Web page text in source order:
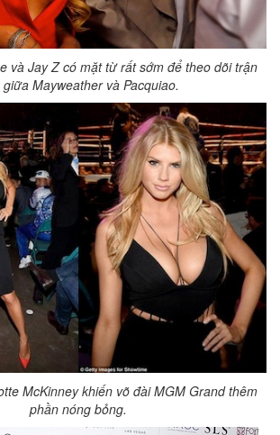
và Jay Z có mặt từ rất sớm để theo dõi trận
Mayweather và Pacquiao.
McKinney khiến võ đài MGM Grand thêm
phần nóng bỏng.